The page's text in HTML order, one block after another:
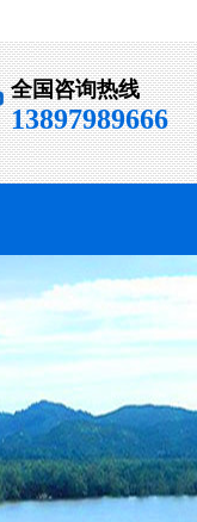
全国咨询热线
13897989666